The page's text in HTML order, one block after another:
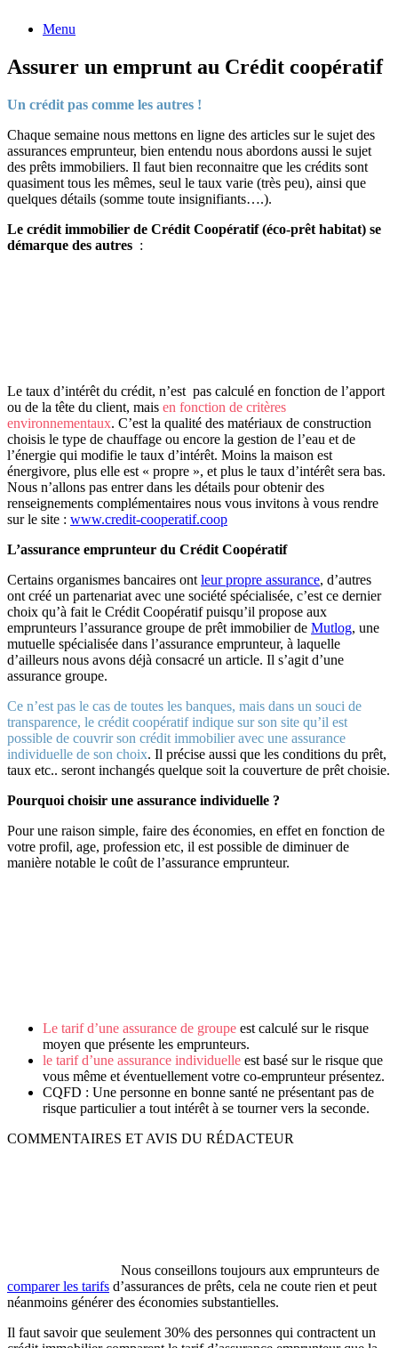
Menu
Assurer un emprunt au Crédit coopératif
Un crédit pas comme les autres !
Chaque semaine nous mettons en ligne des articles sur le sujet des
assurances emprunteur, bien entendu nous abordons aussi le sujet
des prêts immobiliers. Il faut bien reconnaitre que les crédits sont
quasiment tous les mêmes, seul le taux varie (très peu), ainsi que
quelques détails (somme toute insignifiants….).
Le crédit immobilier de Crédit Coopératif (éco-prêt habitat) se
démarque des autres :
Le taux d’intérêt du crédit, n’est pas calculé en fonction de l’apport
ou de la tête du client, mais en fonction de critères
environnementaux. C’est la qualité des matériaux de construction
choisis le type de chauffage ou encore la gestion de l’eau et de
l’énergie qui modifie le taux d’intérêt. Moins la maison est
énergivore, plus elle est « propre », et plus le taux d’intérêt sera bas.
Nous n’allons pas entrer dans les détails pour obtenir des
renseignements complémentaires nous vous invitons à vous rendre
sur le site : www.credit-cooperatif.coop
L’assurance emprunteur du Crédit Coopératif
Certains organismes bancaires ont leur propre assurance, d’autres
ont créé un partenariat avec une société spécialisée, c’est ce dernier
choix qu’à fait le Crédit Coopératif puisqu’il propose aux
emprunteurs l’assurance groupe de prêt immobilier de Mutlog, une
mutuelle spécialisée dans l’assurance emprunteur, à laquelle
d’ailleurs nous avons déjà consacré un article. Il s’agit d’une
assurance groupe.
Ce n’est pas le cas de toutes les banques, mais dans un souci de
transparence, le crédit coopératif indique sur son site qu’il est
possible de couvrir son crédit immobilier avec une assurance
individuelle de son choix. Il précise aussi que les conditions du prêt,
taux etc.. seront inchangés quelque soit la couverture de prêt choisie.
Pourquoi choisir une assurance individuelle ?
Pour une raison simple, faire des économies, en effet en fonction de
votre profil, age, profession etc, il est possible de diminuer de
manière notable le coût de l’assurance emprunteur.
Le tarif d’une assurance de groupe est calculé sur le risque
moyen que présente les emprunteurs.
le tarif d’une assurance individuelle est basé sur le risque que
vous même et éventuellement votre co-emprunteur présentez.
CQFD : Une personne en bonne santé ne présentant pas de
risque particulier a tout intérêt à se tourner vers la seconde.
COMMENTAIRES ET AVIS DU RÉDACTEUR
Nous conseillons toujours aux emprunteurs de
comparer les tarifs d’assurances de prêts, cela ne coute rien et peut
néanmoins générer des économies substantielles.
Il faut savoir que seulement 30% des personnes qui contractent un